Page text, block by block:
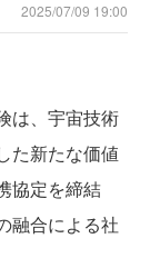
2025/07/09 19:00
は、宇宙技術
た新たな価値
協定を締結
融合による社